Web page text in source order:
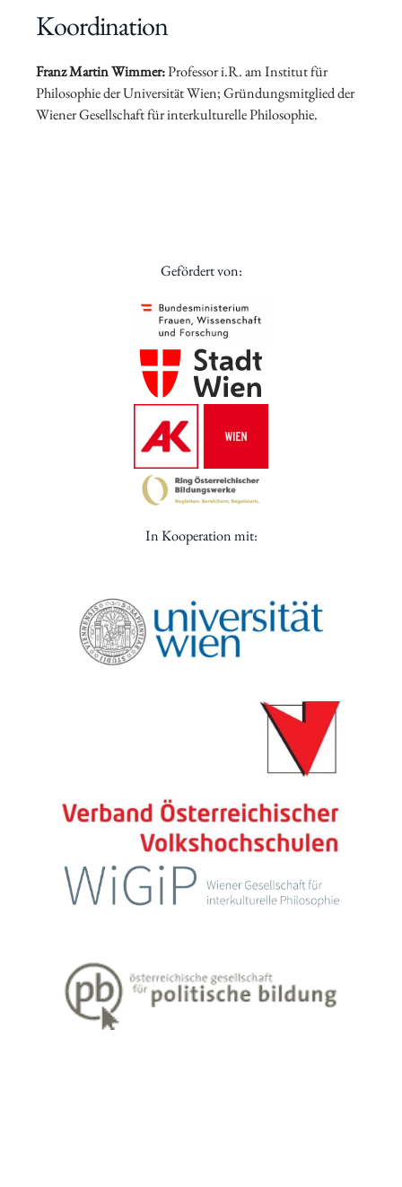
Koordination
Franz Martin Wimmer:Professor i.R. am Institut für
Philosophie der Universität Wien; Gründungsmitglied der
Wiener Gesellschaft für interkulturelle Philosophie.
Gefördert von:
In Kooperation mit: